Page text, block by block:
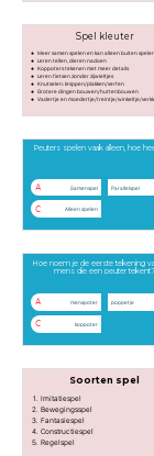
Spel kleuter
Meer samen spelen en kan alleen buiten spelen
Leren tellen, dieren nadoen
Koppoters tekenen met meer details
Leren fietsen zonder zijwieltjes
Knutselen: knippen/plakken/verfen
Grotere dingen bouwen/huttenbouwen
Vadertje en moedertje/treintje/winkeltje/
Peuters spelen vaak alleen, hoe
A Samenspel Parallelspel
C Alleen spelen
Hoe noem je de eerste tekening
mens die een peuter tekent?
A menspoter poppetje
C koppoter
Soorten spel
Imitatiespel
Bewegingsspel
Fantasiespel
Constructiespel
Regelspel